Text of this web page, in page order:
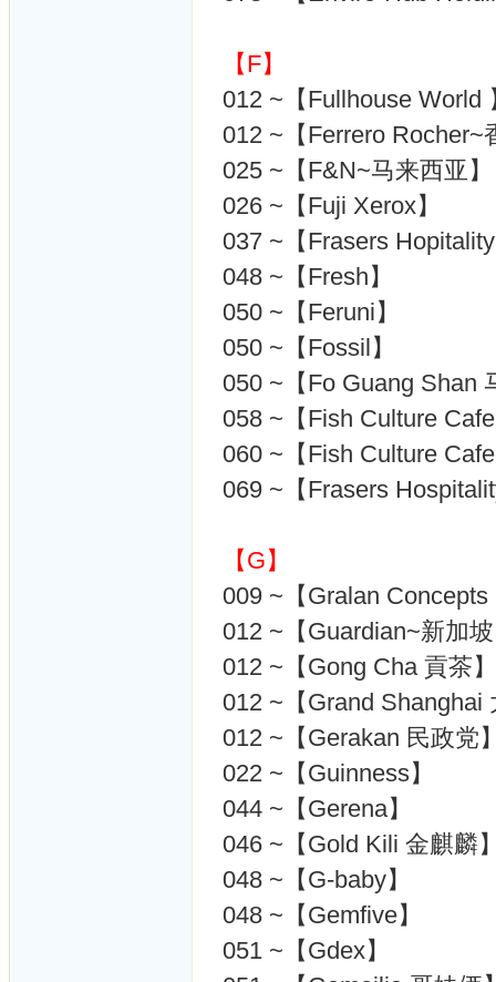
【F】
012 ~【Fullhouse World
012 ~【Ferrero Rocher~
025 ~【F&N~马来西亚】
026 ~【Fuji Xerox】
037 ~【Frasers
048 ~【Fresh】
050 ~【Feruni】
050 ~【Fossil】
050 ~【Fo Guang Shan
058 ~【Fish Culture
060 ~【Fish Culture
069 ~【Frasers
【G】
009 ~【Gralan Concepts
012 ~【Guardian~新加
012 ~【Gong Cha 貢茶】
012 ~【Grand Shanghai
012 ~【Gerakan 民政党
022 ~【Guinness】
044 ~【Gerena】
046 ~【Gold Kili 金麒麟
048 ~【G-baby】
048 ~【Gemfive】
051 ~【Gdex】